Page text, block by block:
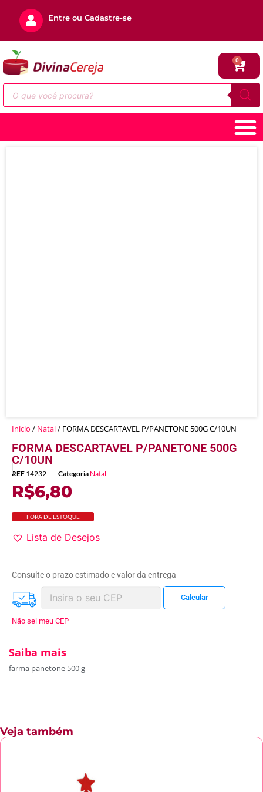
Entre ou Cadastre-se
0
Início / Natal/ FORMA DESCARTAVEL P/PANETONE 500G C/10UN
FORMA DESCARTAVEL P/PANETONE 500G
C/10UN
REF 14232 Categoria Natal
R$6,80
FORA DE ESTOQUE
Lista de Desejos
Consulte o prazo estimado e valor da entrega
Não sei meu CEP
Saiba mais
farma panetone 500 g
Veja também